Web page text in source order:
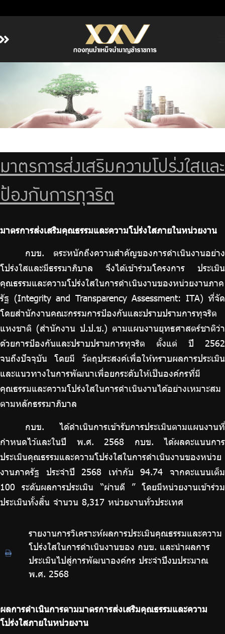
เกี่ยวกับ กบข.
รายงานผลการดำเนินงาน
จัดซื้อจัดจ้าง
ร่วมงานกับเรา
Eng
มาตรการส่งเสริมความโปร่งใสและ
ป้องกันการทุจริต
มาตรการส่งเสริมคุณธรรมและความโปร่งใสภายในหน่วยงาน
กบข. ตระหนักถึงความสำคัญของการดำเนินงานอย่าง
โปร่งใสและมีธรรมาภิบาล จึงได้เข้าร่วมโครงการ ประเมิน
คุณธรรมและความโปร่งใสในการดำเนินงานของหน่วยงานภาค
รัฐ (Integrity and Transparency Assessment: ITA) ที่จัด
โดยสำนักงานคณะกรรมการป้องกันและปราบปรามการทุจริต
แหงชาติ (สำนักงาน ป.ป.ช.) ตามแผนงานยุทธศาสตร์ชาติว่า
ด้วยการป้องกันและปราบปรามการทุจริต ตั้งแต่ ปี 2562
จนถึงปัจจุบัน โดยมี วัตถุประสงค์เพื่อให้ทราบผลการประเมิน
และแนวทางในการพัฒนาเพื่อยกระดับให้เป็นองค์กรที่มี
คุณธรรมและความโปร่งใสในการดำเนินงานได้อย่างเหมาะสม
ตามหลักธรรมาภิบาล
กบข. ได้ดำเนินการเข้ารับการประเมินตามแผนงานที่
กำหนดไว้และในปี พ.ศ. 2568 กบข. ได้ผลคะแนนการ
ประเมินคุณธรรมและความโปร่งใสในการดำเนินงานของหน่วย
งานภาครัฐ ประจำปี 2568 เท่ากับ 94.74 จากคะแนนเต็ม
100 ระดับผลการประเมิน “ผ่านดี ” โดยมีหน่วยงานเข้าร่วม
ประเมินทั้งสิ้น จำนวน 8,317 หน่วยงานทั่วประเทศ
รายงานการวิเคราะห์ผลการประเมินคุณธรรมและความ
โปร่งใสในการดำเนินงานของ กบข. และนำผลการ
ประเมินไปสู่การพัฒนาองค์กร ประจำปีงบประมาณ
พ.ศ. 2568
ผลการดำเนินการตามมาตรการส่งเสริมคุณธรรมและความ
โปร่งใสภายในหน่วยงาน